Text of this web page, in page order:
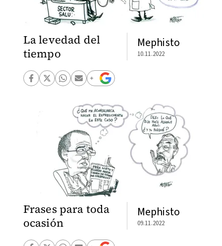
La levedad del
tiempo
Mephisto
10.11.2022
Frases para toda
ocasión
Mephisto
09.11.2022